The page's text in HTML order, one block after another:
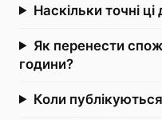
Наскільки точні ці
Як перенести
години?
Коли